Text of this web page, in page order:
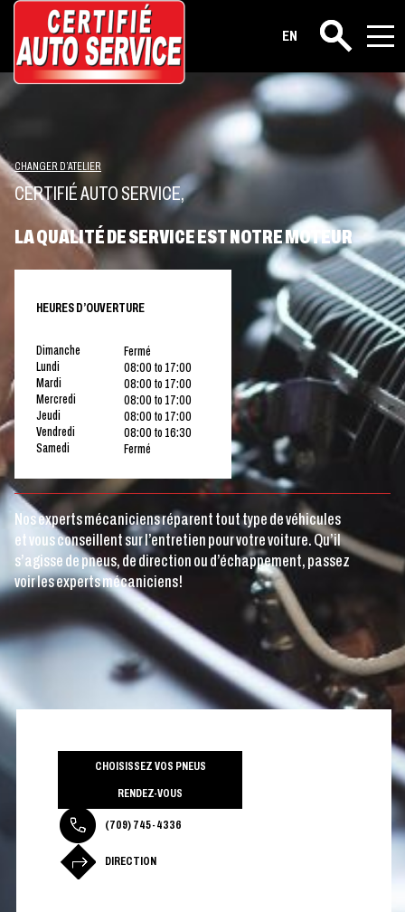
EN Rechercher
CHANGER D’ATELIER
CERTIFIÉ AUTO SERVICE,
LA QUALITÉ DE SERVICE EST NOTRE MOTEUR
HEURES D’OUVERTURE
Dimanche
Fermé
Lundi
08:00 to 17:00
Mardi
08:00 to 17:00
Mercredi
08:00 to 17:00
Jeudi
08:00 to 17:00
Vendredi
08:00 to 16:30
Samedi
Fermé
Nos experts mécaniciens réparent tout type de véhicules
et vous conseillent sur l’entretien pour votre voiture. Qu’il
s’agisse de pneus, de direction ou d’échappement, passez
voir les experts mécaniciens!
CHOISISSEZ VOS PNEUS
RENDEZ-VOUS
(709) 745-4336
DIRECTION